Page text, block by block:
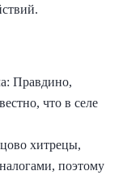
Правдино,
что в селе
хитрецы,
поэтому